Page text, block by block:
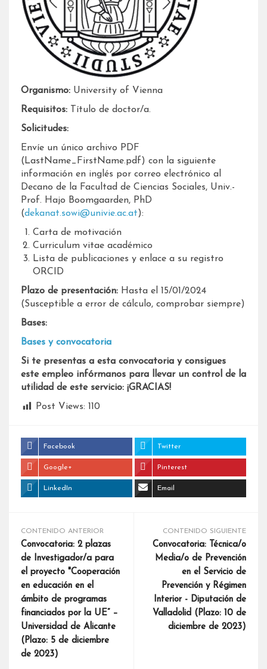
Organismo: University of Vienna
Requisitos: Título de doctor/a.
Solicitudes:
Envíe un único archivo PDF
(LastName_FirstName.pdf) con la siguiente
información en inglés por correo electrónico al
Decano de la Facultad de Ciencias Sociales, Univ.-
Prof. Hajo Boomgaarden, PhD
(dekanat.sowi@univie.ac.at):
Carta de motivación
Curriculum vitae académico
Lista de publicaciones y enlace a su registro
ORCID
Plazo de presentación: Hasta el 15/01/2024
(Susceptible a error de cálculo, comprobar siempre)
Bases:
Bases y convocatoria
Si te presentas a esta convocatoria y consigues
este empleo infórmanos para llevar un control de la
utilidad de este servicio: ¡GRACIAS!
Post Views: 110
Facebook Twitter
Google+ Pinterest
LinkedIn Email
CONTENIDO ANTERIOR
Convocatoria: 2 plazas
de Investigador/a para
el proyecto "Cooperación
en educación en el
ámbito de programas
financiados por la UE” –
Universidad de Alicante
(Plazo: 5 de diciembre
de 2023)
CONTENIDO SIGUIENTE
Convocatoria: Técnica/o
Media/o de Prevención
en el Servicio de
Prevención y Régimen
Interior - Diputación de
Valladolid (Plazo: 10 de
diciembre de 2023)